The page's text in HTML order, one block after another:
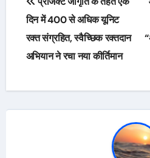
navigation
दिन में 400 से अधिक यूनिट
रक्त संग्रहित, स्वैच्छिक रक्तदान
अभियान ने रचा नया कीर्तिमान